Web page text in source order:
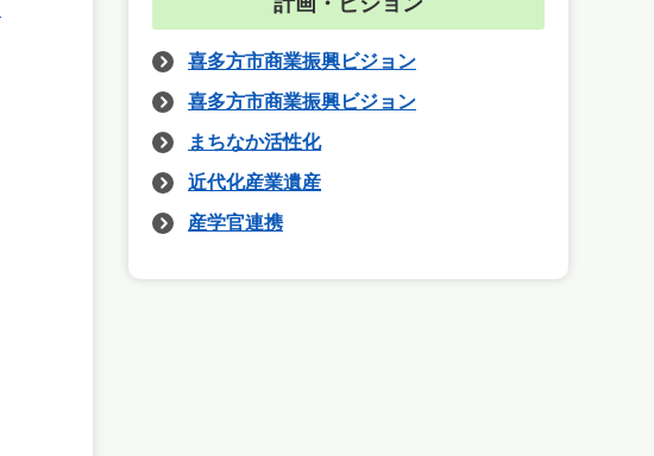
喜多方市商業振興ビジョン
喜多方市商業振興ビジョン
まちなか活性化
近代化産業遺産
産学官連携